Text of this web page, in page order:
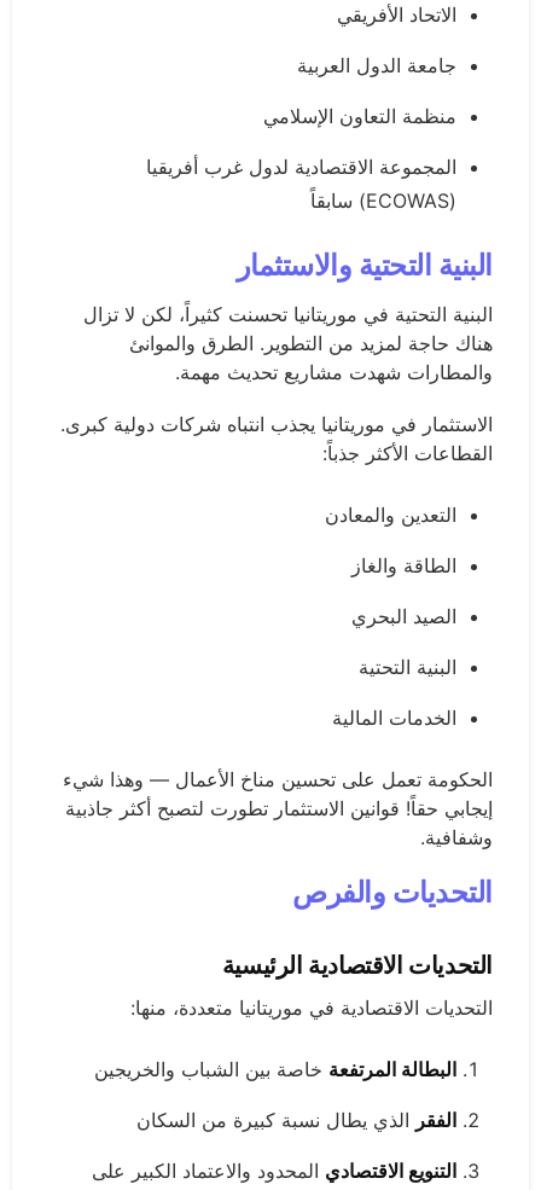
الاتحاد الأفريقي
جامعة الدول العربية
منظمة التعاون الإسلامي
المجموعة الاقتصادية لدول غرب أفريقيا
(ECOWAS) سابقاً
البنية التحتية والاستثمار
البنية التحتية في موريتانيا تحسنت كثيراً، لكن لا تزال
هناك حاجة لمزيد من التطوير. الطرق والموانئ
والمطارات شهدت مشاريع تحديث مهمة.
الاستثمار في موريتانيا يجذب انتباه شركات دولية كبرى.
القطاعات الأكثر جذباً:
التعدين والمعادن
الطاقة والغاز
الصيد البحري
البنية التحتية
الخدمات المالية
الحكومة تعمل على تحسين مناخ الأعمال — وهذا شيء
إيجابي حقاً! قوانين الاستثمار تطورت لتصبح أكثر جاذبية
وشفافية.
التحديات والفرص
التحديات الاقتصادية الرئيسية
التحديات الاقتصادية في موريتانيا متعددة، منها:
البطالة المرتفعة خاصة بين الشباب والخريجين
الفقر الذي يطال نسبة كبيرة من السكان
التنويع الاقتصادي المحدود والاعتماد الكبير على